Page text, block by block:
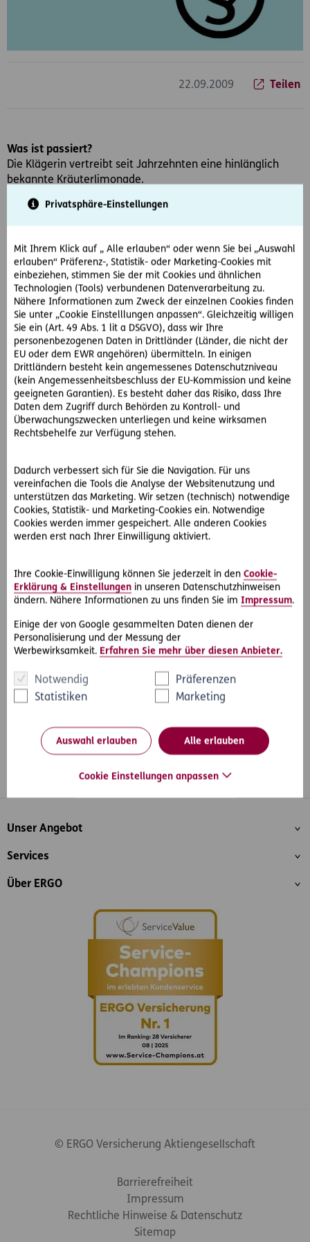
Privatsphäre-Einstellungen
Mit Ihrem Klick auf „ Alle erlauben“ oder wenn Sie bei „Auswahl
erlauben“ Präferenz-, Statistik- oder Marketing-Cookies mit
einbeziehen, stimmen Sie der mit Cookies und ähnlichen
Technologien (Tools) verbundenen Datenverarbeitung zu.
Nähere Informationen zum Zweck der einzelnen Cookies finden
Sie unter „Cookie Einstelllungen anpassen“. Gleichzeitig willigen
Sie ein (Art. 49 Abs. 1 lit a DSGVO), dass wir Ihre
personenbezogenen Daten in Drittländer (Länder, die nicht der
EU oder dem EWR angehören) übermitteln. In einigen
Drittländern besteht kein angemessenes Datenschutzniveau
(kein Angemessenheitsbeschluss der EU-Kommission und keine
geeigneten Garantien). Es besteht daher das Risiko, dass Ihre
Daten dem Zugriff durch Behörden zu Kontroll- und
Überwachungszwecken unterliegen und keine wirksamen
Rechtsbehelfe zur Verfügung stehen.
Dadurch verbessert sich für Sie die Navigation. Für uns
vereinfachen die Tools die Analyse der Websitenutzung und
unterstützen das Marketing. Wir setzen (technisch) notwendige
Cookies, Statistik- und Marketing-Cookies ein. Notwendige
Cookies werden immer gespeichert. Alle anderen Cookies
werden erst nach Ihrer Einwilligung aktiviert.
Ihre Cookie-Einwilligung können Sie jederzeit in den Cookie-
Erklärung & Einstellungen in unseren Datenschutzhinweisen
ändern. Nähere Informationen zu uns finden Sie im Impressum.
Einige der von Google gesammelten Daten dienen der
Personalisierung und der Messung der
Werbewirksamkeit. Erfahren Sie mehr über diesen Anbieter.
Notwendig
Präferenzen
Statistiken
Marketing
Auswahl erlauben Alle erlauben
Cookie Einstellungen anpassen
22.09.2009 Teilen
Was ist passiert?
Die Klägerin vertreibt seit Jahrzehnten eine hinlänglich
bekannte Kräuterlimonade.
Die spätere beklagte Partei bezieht die Limonade der
Klägerin in 18-Liter-Containern zum Ausschenken über eine
Am 9.05.2006 besucht ein Mitarbeiter der Klägerin als
Testkäufer das Gartenlokal, um den Gastwirt bzw dessen
Einhaltung es Bezugsvertrages zu überprüfen und bestellt
die von der Klägerin vertriebene Kräuterlimonade. Der
Testkäufer erkennt gleich, dass es sich bei dem
ausgeschenkten Getränk nicht um ein solches der Klägerin
handelt - und lässt es in einem Labor untersuchen. Dort
wird dann auch festgestellt, dass es sich um kein
Originalgetränk handelt.
Die Klägerin begehrt nun die die Unterlassung der
Verwendung des Markenzeichens, soweit die Beklagte nicht
So hat der OGH entschieden:
Erst- und zweitinstanzliches Gericht geben der Klägerin
Recht, der OGH sieht die Sache anders: Der Kellner hat in
die eigene Tasche gewirtschaftet, die Beklagte hat von der
Markenrechtsverletzung nichts gewusst und auch nicht
Markenrechtsverletzung zu haften.
#Rechtsprechung #Versicherungsrecht Teilen
WhatsappFacebookInstagramLinkedInBlog
Inhaltsübersicht
Unser Angebot
Services
Über ERGO
© ERGO Versicherung Aktiengesellschaft
Barrierefreiheit
Impressum
Rechtliche Hinweise & Datenschutz
Sitemap